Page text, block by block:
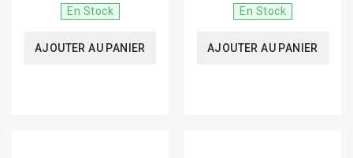
En Stock
AJOUTER AU PANIER
En Stock
AJOUTER AU PANIER